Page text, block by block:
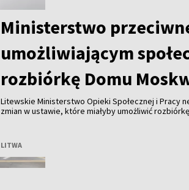
Ministerstwo
umożliwiającym
rozbiórkę Domu
Litewskie Ministerstwo Opieki Społecznej i Pracy
zmian w ustawie, które miałyby umożliwić
LITWA